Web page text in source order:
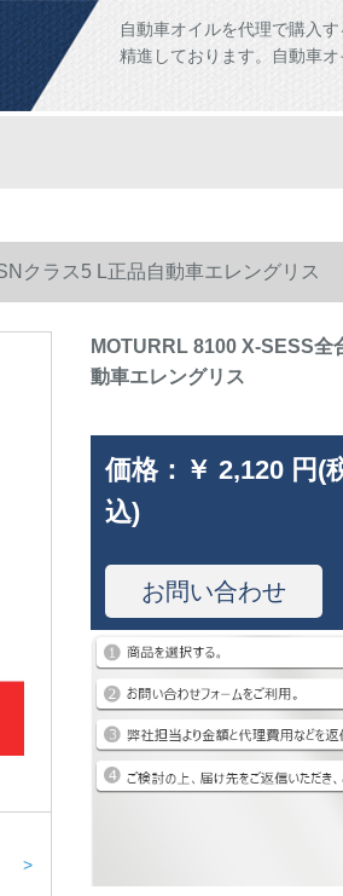
自動車オイルを代理で購入
精進しております。自動車
クラス5 L正品自動車エレングリス
>
MOTURRL 8100 X-SESS全
動車エレングリス
価格： ￥ 2,120 円(
込)
お問い合わせ